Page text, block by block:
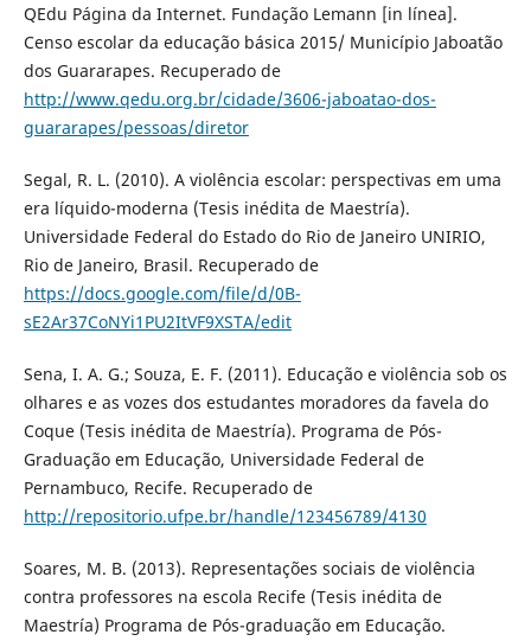
QEdu Página da Internet. Fundação Lemann [in línea].
Censo escolar da educação básica 2015/ Município Jaboatão
dos Guararapes. Recuperado de
http://www.qedu.org.br/cidade/3606-jaboatao-dos-
guararapes/pessoas/diretor
Segal, R. L. (2010). A violência escolar: perspectivas em uma
era líquido-moderna (Tesis inédita de Maestría).
Universidade Federal do Estado do Rio de Janeiro UNIRIO,
Rio de Janeiro, Brasil. Recuperado de
https://docs.google.com/file/d/0B-
sE2Ar37CoNYi1PU2ItVF9XSTA/edit
Sena, I. A. G.; Souza, E. F. (2011). Educação e violência sob os
olhares e as vozes dos estudantes moradores da favela do
Coque (Tesis inédita de Maestría). Programa de Pós-
Graduação em Educação, Universidade Federal de
Pernambuco, Recife. Recuperado de
http://repositorio.ufpe.br/handle/123456789/4130
Soares, M. B. (2013). Representações sociais de violência
contra professores na escola Recife (Tesis inédita de
Maestría) Programa de Pós-graduação em Educação.